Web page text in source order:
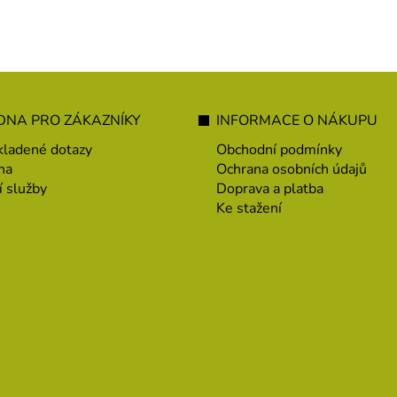
PRO ZÁKAZNÍKY
dotazy
služby
INFORMACE O NÁKUPU
Obchodní podmínky
Ochrana osobních údajů
Doprava a platba
Ke stažení